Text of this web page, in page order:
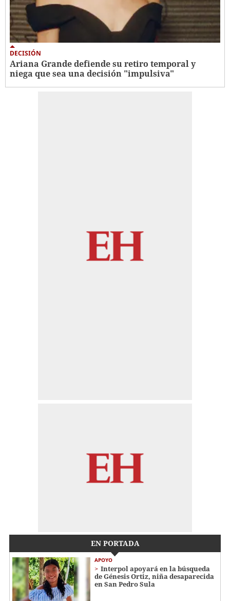
DECISIÓN
Ariana Grande defiende su retiro temporal y
niega que sea una decisión "impulsiva"
EN PORTADA
APOYO
Interpol apoyará en la búsqueda
de Génesis Ortiz, niña desaparecida
en San Pedro Sula